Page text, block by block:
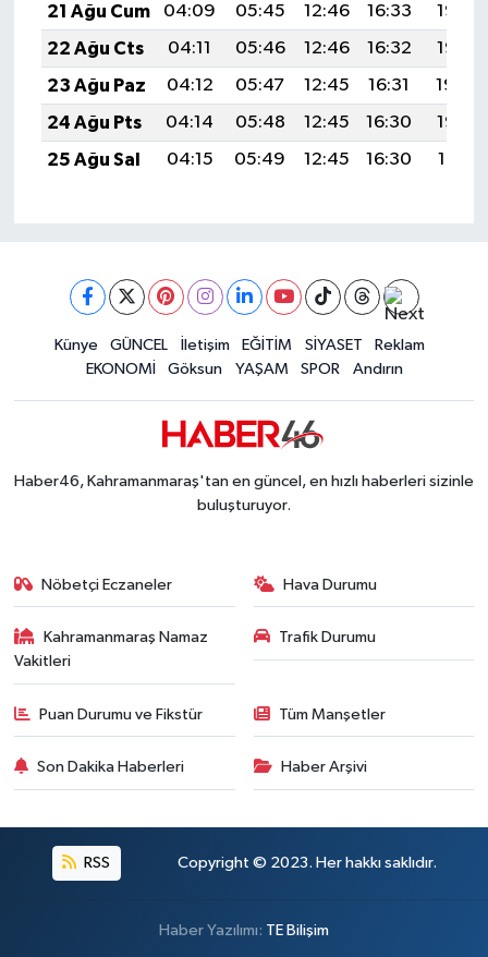
21 Ağu Cum
04:09 05:45 12:46 16:33
19:37
22 Ağu Cts
04:11 05:46 12:46 16:32
19:35
23 Ağu Paz
04:12 05:47 12:45 16:31
19:34
24 Ağu Pts
04:14 05:48 12:45 16:30
19:32
25 Ağu Sal
04:15 05:49 12:45 16:30 19:31
Künye GÜNCEL İletişim EĞİTİM SİYASET
Reklam
EKONOMİ
Göksun YAŞAM SPOR Andırın
Haber46, Kahramanmaraş'tan en güncel, en hızlı haberleri sizinle
buluşturuyor.
Nöbetçi Eczaneler Hava Durumu
Kahramanmaraş Namaz
Vakitleri
Trafik Durumu
Puan Durumu ve Fikstür Tüm Manşetler
Son Dakika Haberleri Haber Arşivi
RSS Copyright © 2023. Her hakkı saklıdır.
Haber Yazılımı: TE Bilişim